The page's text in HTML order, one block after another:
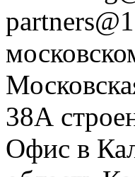
38А
Офис в